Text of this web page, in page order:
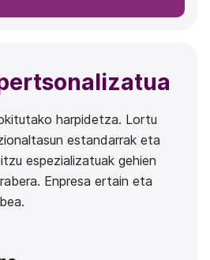
harpidetza. Lortu
estandarrak eta
espezializatuak gehien
Enpresa ertain eta